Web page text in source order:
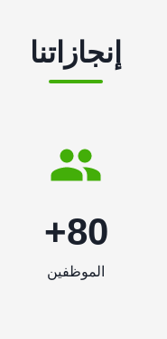
إنجازاتنا
80+
الموظفين